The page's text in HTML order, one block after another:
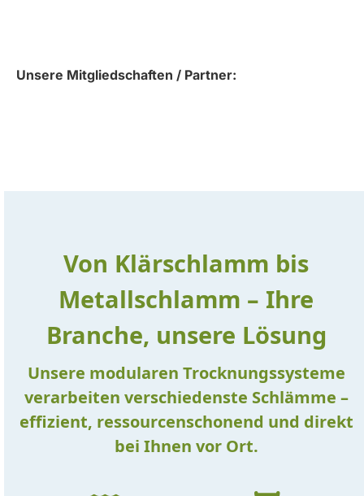
Unsere Mitgliedschaften / Partner:
Von Klärschlamm bis
Metallschlamm – Ihre
Branche, unsere Lösung
Unsere modularen Trocknungssysteme
verarbeiten verschiedenste Schlämme –
effizient, ressourcenschonend und direkt
bei Ihnen vor Ort.